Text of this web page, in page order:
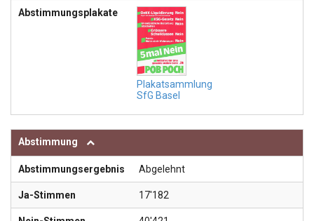
Abstimmungsplakate
Plakatsammlung
SfG Basel
Abstimmung
Abstimmungsergebnis Abgelehnt
Ja-Stimmen 17'182